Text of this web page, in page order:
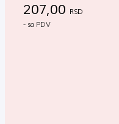
207,00 RSD
- sa PDV